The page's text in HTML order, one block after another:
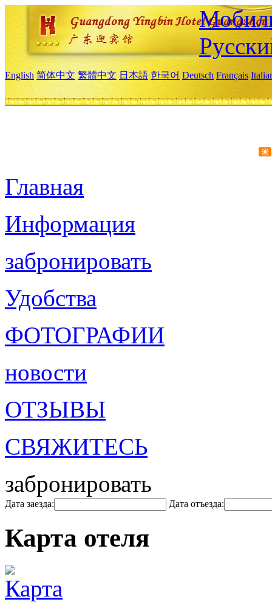
English 简体中文 繁體中文 日本語 한국어 Deutsch Français
Главная
Информация
забронировать
Удобства
ФОТОГРАФИИ
новости
ОТЗЫВЫ
СВЯЖИТЕСЬ
забронировать
Дата заезда: Дата отъезда:
Карта отеля